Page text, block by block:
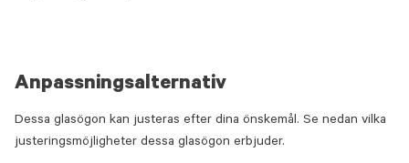
Anpassningsalternativ
Dessa glasögon kan justeras efter dina önskemål. Se nedan vilka
justeringsmöjligheter dessa glasögon erbjuder.